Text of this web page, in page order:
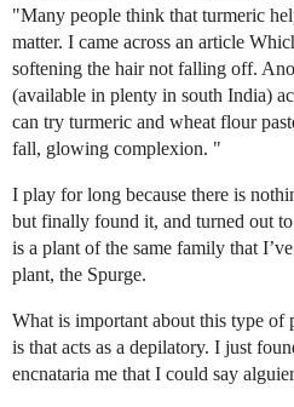
"Many people think that turmeric
matter. I came across an article
softening the hair not falling off.
(available in plenty in south India)
can try turmeric and wheat flour
fall, glowing complexion. "
I play for long because there is
but finally found it, and turned out
is a plant of the same family that
plant, the Spurge.
What is important about this type
is that acts as a depilatory. I just
encnataria me that I could say